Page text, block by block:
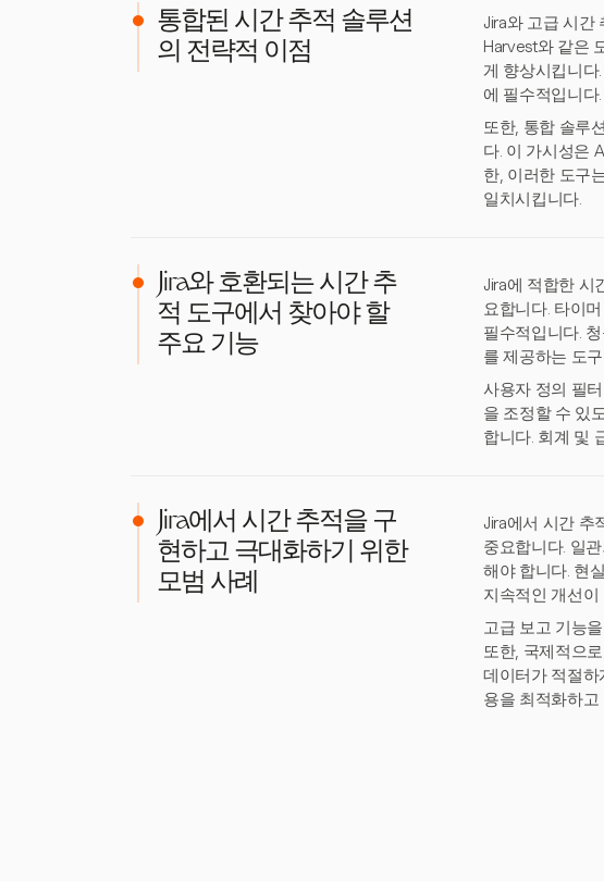
통합된 시간 추적 솔루션
의 전략적 이점
Jira와 고급 시간
Harvest와 같은
게 향상시킵니
에 필수적입니다.
또한, 통합 솔루
다. 이 가시성은
한, 이러한 도구
일치시킵니다.
Jira와 호환되는 시간 추
적 도구에서 찾아야 할
주요 기능
Jira에 적합한 시
요합니다. 타이
필수적입니다.
를 제공하는 도
사용자 정의 필
을 조정할 수 있
합니다. 회계 및
Jira에서 시간 추적을 구
현하고 극대화하기 위한
모범 사례
Jira에서 시간 추
중요합니다. 일
해야 합니다. 현
지속적인 개선이
고급 보고 기능
또한, 국제적으
데이터가 적절
용을 최적화하